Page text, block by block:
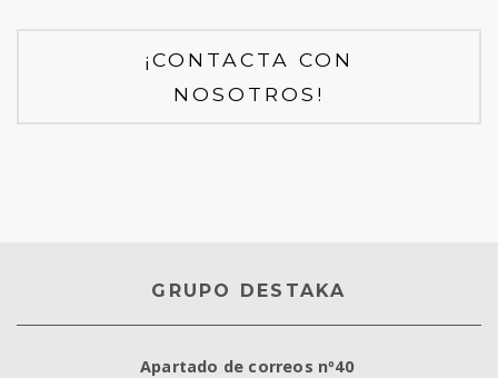
¡CONTACTA CON
NOSOTROS!
GRUPO DESTAKA
Apartado de correos nº40